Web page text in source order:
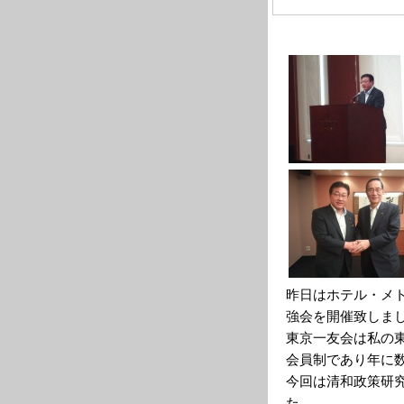
昨日はホテル・メ
強会を開催致しま
東京一友会は私の
会員制であり年に
今回は清和政策研